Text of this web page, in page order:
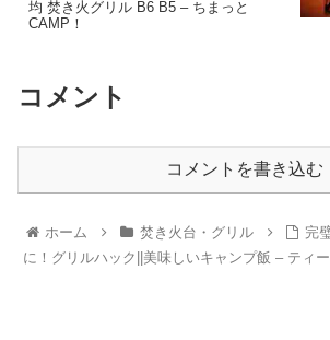
均 焚き火グリル B6 B5 – ちまっと
CAMP！
コメント
コメントを書き込む
ホーム 焚き火台・グリル
完
に！グリルハック||美味しいキャンプ飯 – ティ